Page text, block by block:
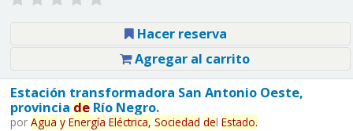
Hacer reserva
Agregar al carrito
Estación transformadora San Antonio Oeste,
provincia deRío Negro.
por Agua y Energía Eléctrica, Sociedad del Estado.